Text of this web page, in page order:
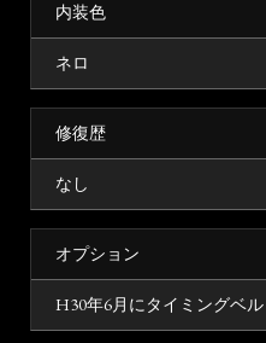
内装色
ネロ
修復歴
なし
オプション
H30年6月にタイミングベ